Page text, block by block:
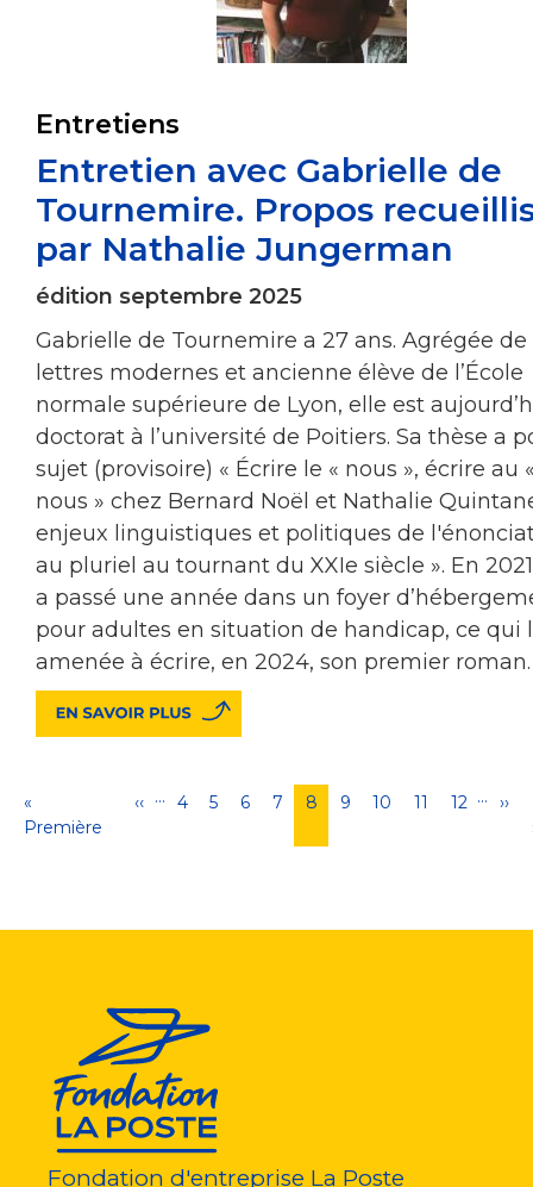
Entretiens
Entretien avec Gabrielle de
Tournemire. Propos
par Nathalie Jungerman
édition septembre 2025
Gabrielle de Tournemire a 27 ans. Agrégée de
lettres modernes et ancienne élève de l’École
normale supérieure de Lyon, elle est
doctorat à l’université de Poitiers. Sa thèse a
sujet (provisoire) « Écrire le « nous », écrire au
nous » chez Bernard Noël et Nathalie
enjeux linguistiques et politiques de
au pluriel au tournant du XXIe siècle ». En
a passé une année dans un foyer
pour adultes en situation de handicap, ce qui
amenée à écrire, en 2024, son premier roman.
Pagination
Première
page
«
Première
Page
‹‹ … Page
4 Page
5 Page
6 Page
7
Page
8 Page
9 Page
10 Page
11 Page
12 … ››
Fondation d'entreprise La Poste